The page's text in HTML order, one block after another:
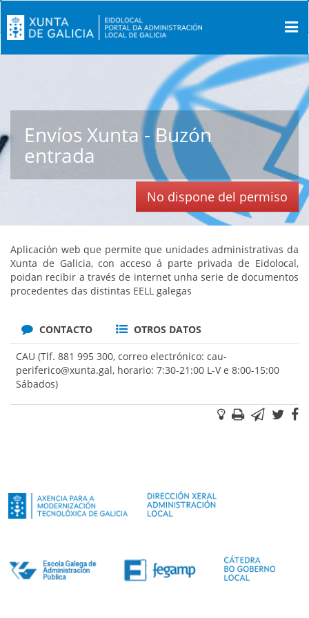
Envíos Xunta - Buzón
entrada
No dispone del permiso
Aplicación web que permite que unidades administrativas da
Xunta de Galicia, con acceso á parte privada de Eidolocal,
poidan recibir a través de internet unha serie de documentos
procedentes das distintas EELL galegas
CONTACTO OTROS DATOS
CAU (Tlf. 881 995 300, correo electrónico: cau-
periferico@xunta.gal, horario: 7:30-21:00 L-V e 8:00-15:00
Sábados)
Sugerencias
Imprimir
Correo